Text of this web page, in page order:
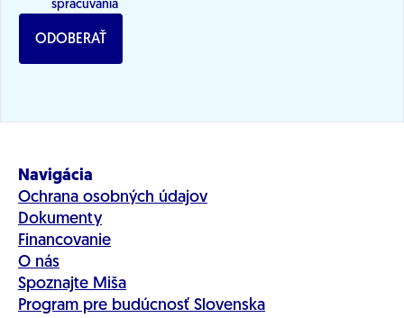
spracúvania
ODOBERAŤ
Navigácia
Ochrana osobných údajov
Dokumenty
Financovanie
O nás
Spoznajte Miša
Program pre budúcnosť Slovenska